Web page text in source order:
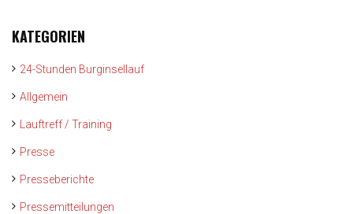
KATEGORIEN
24-Stunden Burginsellauf
Allgemein
Lauftreff / Training
Presse
Presseberichte
Pressemitteilungen